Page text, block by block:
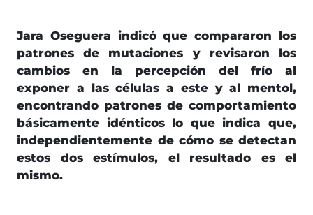
Jara Oseguera indicó que compararon los
patrones de mutaciones y revisaron los
cambios en la percepción del frío al
exponer a las células a este y al mentol,
encontrando patrones de comportamiento
básicamente idénticos lo que indica que,
independientemente de cómo se detectan
estos dos estímulos, el resultado es el
mismo.